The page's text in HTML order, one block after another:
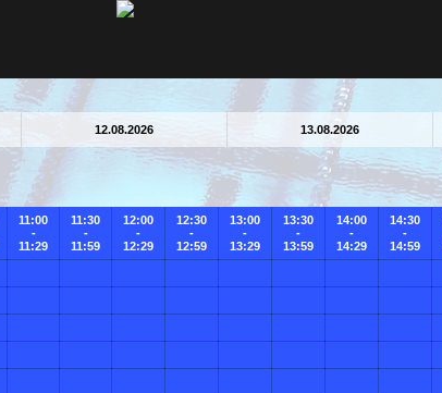
12.08.2026 13.08.2026
11:00
-
11:29
11:30
-
11:59
12:00
-
12:29
12:30
-
12:59
13:00
-
13:29
13:30
-
13:59
14:00
-
14:29
14:30
-
14:59